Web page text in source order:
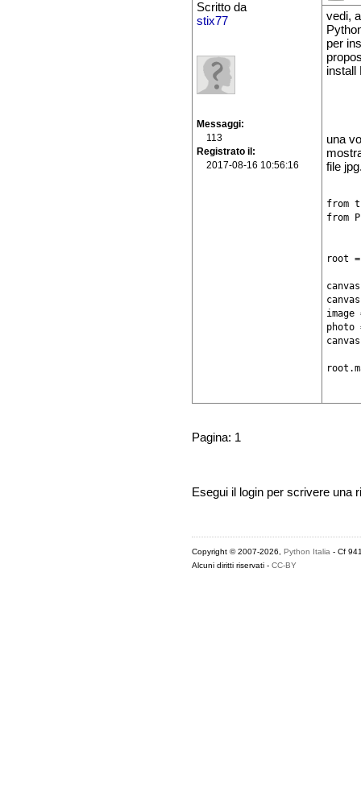
Scritto da
stix77
Messaggi
113
Registrato il
2017-08-16 10:56:16
vedi,
per
install
una
file
from
from
root
photo
Pagina: 1
Esegui il login per scrivere una
Copyright © 2007-2026, Python Italia- Cf
Alcuni diritti riservati - CC-BY